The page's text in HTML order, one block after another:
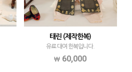
태린 (제작한복)
유료 대여 한복입니다.
60,000